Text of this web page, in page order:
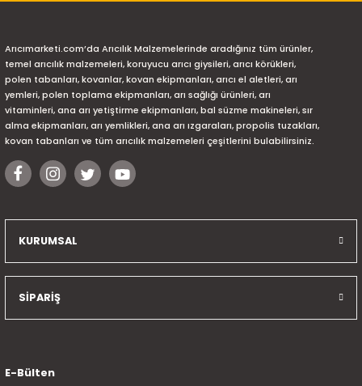
Arıcımarketi.com’da Arıcılık Malzemelerinde aradığınız tüm ürünler,
temel arıcılık malzemeleri, koruyucu arıcı giysileri, arıcı körükleri,
polen tabanları, kovanlar, kovan ekipmanları, arıcı el aletleri, arı
yemleri, polen toplama ekipmanları, arı sağlığı ürünleri, arı
vitaminleri, ana arı yetiştirme ekipmanları, bal süzme makineleri, sır
alma ekipmanları, arı yemlikleri, ana arı ızgaraları, propolis tuzakları,
kovan tabanları ve tüm arıcılık malzemeleri çeşitlerini bulabilirsiniz.
KURUMSAL
SİPARİŞ
E-Bülten